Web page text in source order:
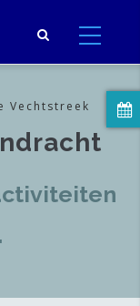
Vechtstreek